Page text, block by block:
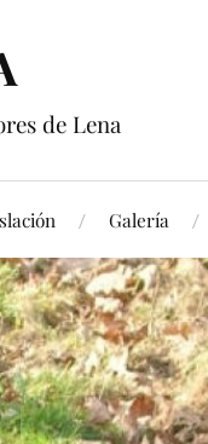
de Lena
Galería